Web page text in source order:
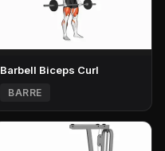
Barbell Biceps Curl
BARRE